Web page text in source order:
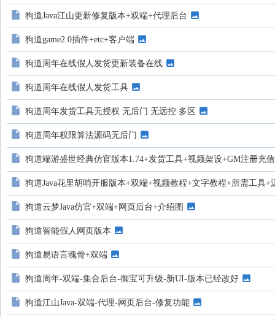
狗道Java江山更新修复版本+双端+代理后台
狗道game2.0插件+etc+客户端
狗道周年在线假人发货更新装备在线
狗道周年在线假人发货工具
狗道周年发货工具无授权 无后门 无远控 多区
狗道周年权限算法源码无后门
狗道端游盛世经典仿官版本1.74+发货工具+视频架设+GM注册充
狗道Java花里胡哨开服版本+双端+视频教程+文字教程+所需工具+
狗道云梦Java仿官+双端+网页后台+介绍图
狗道智能假人网页版本
狗道易语言魂骨+双端
狗道周年-双端-集合后台-御宝可升级-新UI-版本已经改好
狗道江山Java-双端-代理-网页后台-修复功能